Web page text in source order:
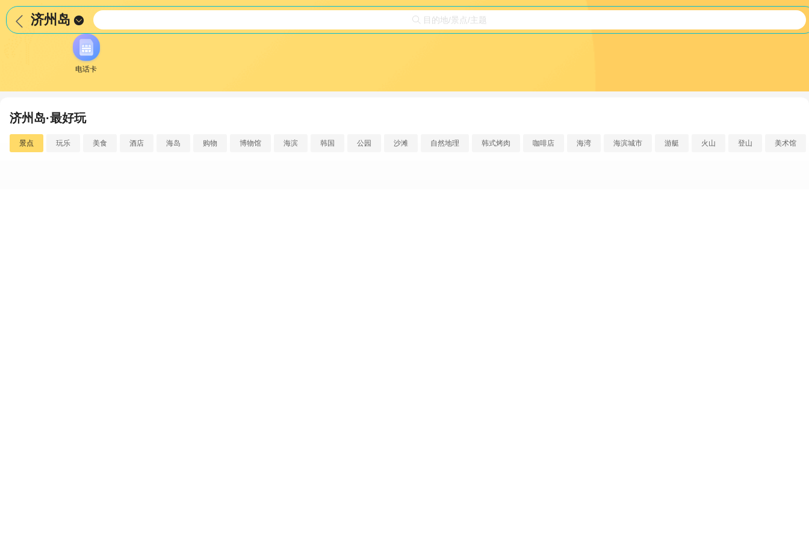
 济州岛   目的地/景点/主题
电话卡
济州岛·最好玩
景点 玩乐 美食 酒店 海岛 购物 博物馆 海滨 韩国 公园 沙滩 自然地理 韩式烤肉 咖啡店 海湾 海滨城市 游艇 火山 登山 美术馆